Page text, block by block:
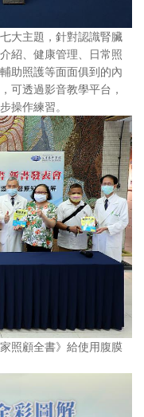
大主題，針對認識腎臟
紹、健康管理、日常照
助照護等面面俱到的內
可透過影音教學平台，
操作練習。
照顧全書》給使用腹膜